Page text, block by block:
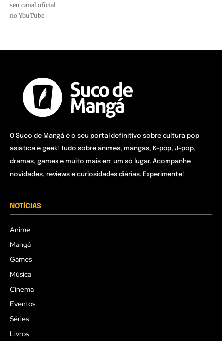
seu canal oficial
no YouTube
O Suco de Mangá é o seu portal definitivo sobre cultura pop
asiática e geek! Tudo sobre animes, mangás, K-pop, J-pop,
dramas, games e muito mais em um só lugar. Acompanhe
novidades, reviews e curiosidades diárias. Experimente!
NOTÍCIAS
Anime
Mangá
Games
Música
Cinema
Eventos
Séries
Livros